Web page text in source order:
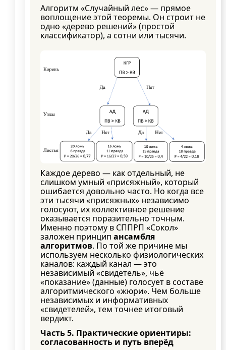
Алгоритм «Случайный лес» — прямое
воплощение этой теоремы. Он строит не
одно «дерево решений» (простой
классификатор), а сотни или тысячи.
Каждое дерево — как отдельный, не
слишком умный «присяжный», который
ошибается довольно часто. Но когда все
эти тысячи «присяжных» независимо
голосуют, их коллективное решение
оказывается поразительно точным.
Именно поэтому в СППРП «Сокол»
заложен принцип ансамбля
алгоритмов. По той же причине мы
используем несколько физиологических
каналов: каждый канал — это
независимый «свидетель», чьё
«показание» (данные) голосует в составе
алгоритмического «жюри». Чем больше
независимых и информативных
«свидетелей», тем точнее итоговый
вердикт.
Часть 5. Практические ориентиры:
согласованность и путь вперёд